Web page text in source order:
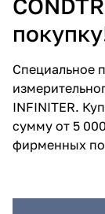
Специальное
INFINITER.
сумму от 5
фирменных
25 %